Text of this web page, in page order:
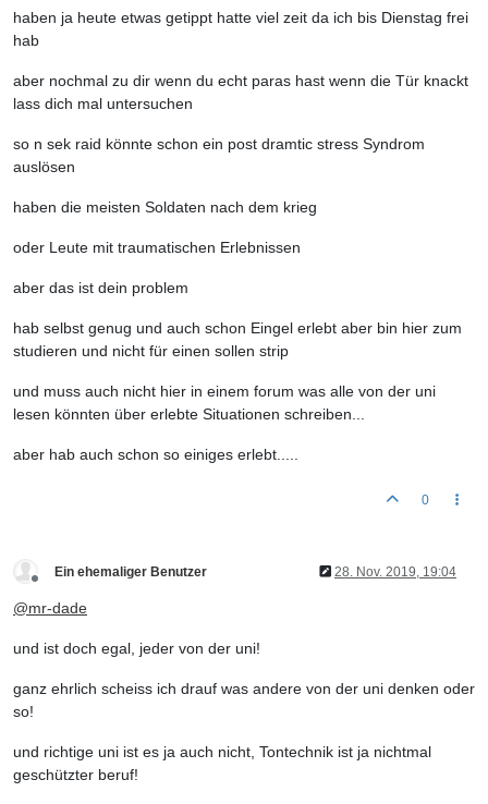
haben ja heute etwas getippt hatte viel zeit da ich bis Dienstag frei
hab
aber nochmal zu dir wenn du echt paras hast wenn die Tür knackt
lass dich mal untersuchen
so n sek raid könnte schon ein post dramtic stress Syndrom
auslösen
haben die meisten Soldaten nach dem krieg
oder Leute mit traumatischen Erlebnissen
aber das ist dein problem
hab selbst genug und auch schon Eingel erlebt aber bin hier zum
studieren und nicht für einen sollen strip
und muss auch nicht hier in einem forum was alle von der uni
lesen könnten über erlebte Situationen schreiben...
aber hab auch schon so einiges erlebt.....
0
Ein ehemaliger Benutzer 28. Nov. 2019, 19:04
@mr-dade
und ist doch egal, jeder von der uni!
ganz ehrlich scheiss ich drauf was andere von der uni denken oder
so!
und richtige uni ist es ja auch nicht, Tontechnik ist ja nichtmal
geschützter beruf!